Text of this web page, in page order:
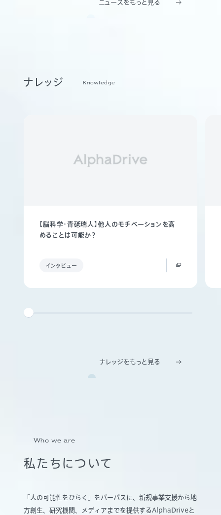
ニュースをもっと見る
ナレッジ Knowledge
【脳科学・青砥瑞人】他人のモチベーションを高
めることは可能か？
インタビュー
ナレッジをもっと見る
Who we are
私たちについて
「人の可能性をひらく」をパーパスに、新規事業支援から地
方創生、研究機関、メディアまでを提供するAlphaDriveと